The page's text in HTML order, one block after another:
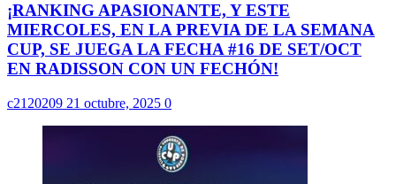
¡RANKING APASIONANTE, Y ESTE
MIERCOLES, EN LA PREVIA DE LA SEMANA
CUP, SE JUEGA LA FECHA #16 DE SET/OCT
EN RADISSON CON UN FECHÓN!
c2120209 21 octubre, 2025 0